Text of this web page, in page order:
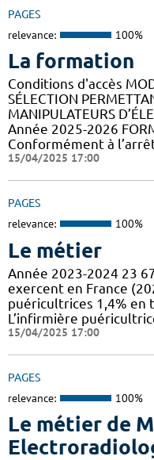
PAGES
relevance: 100%
La formation
Conditions d'accès
SÉLECTION
MANIPULATEURS
Année 2025-2026
Conformément à
15/04/2025 17:00
PAGES
relevance: 100%
Le métier
Année 2023-2024 23
exercent en France
puéricultrices 1,4%
L’infirmière
15/04/2025 17:00
PAGES
relevance: 100%
Le métier de